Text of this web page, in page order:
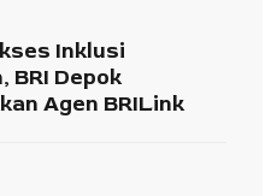
Inklusi
BRI Depok
Agen BRILink